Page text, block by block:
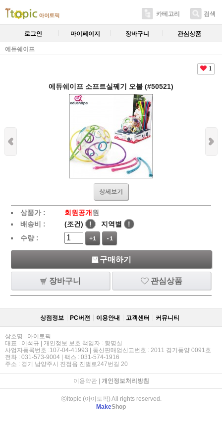
카테고리 검색
로그인 마이페이지 장바구니 관심상품
에듀쉐이프
1
에듀쉐이프 소프트실꿰기 오볼 (#50521)
상세보기
상품가 : 회원공개 원
배송비 :
(조건) ! 지역별
!
수량 :
+1 -1
구매하기
장바구니 관심상품
상점정보 PC버젼 이용안내 고객센터 커뮤니티
상호명 : 아이토픽
대표 : 이석규 | 개인정보 보호 책임자 : 황명실
사업자등록번호 :107-04-41993 | 통신판매업신고번호 : 2011 경기풍양 0091호
전화 : 031-573-9004 | 팩스 : 031-574-1916
주소 : 경기 남양주시 진접읍 진벌로247번길 20
이용약관| 개인정보처리방침
ⓒitopic (아이토픽) All rights reserved.
MakeShop